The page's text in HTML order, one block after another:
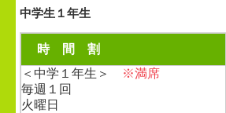
中学生１年生
時 間 割
＜中学１年生＞
※満席
毎週１回
火曜日